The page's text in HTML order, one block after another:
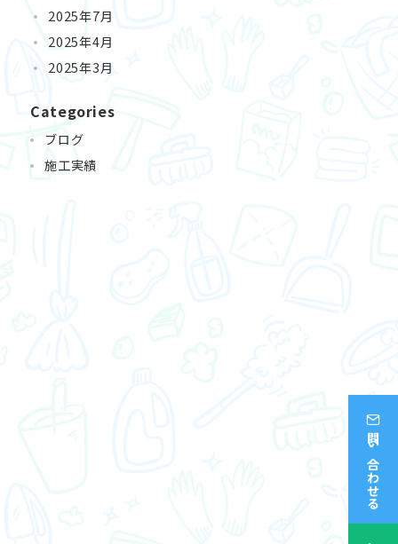
2025年7月
2025年4月
2025年3月
Categories
ブログ
施工実績
問い合わせる